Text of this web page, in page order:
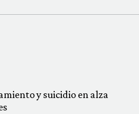
y suicidio en alza